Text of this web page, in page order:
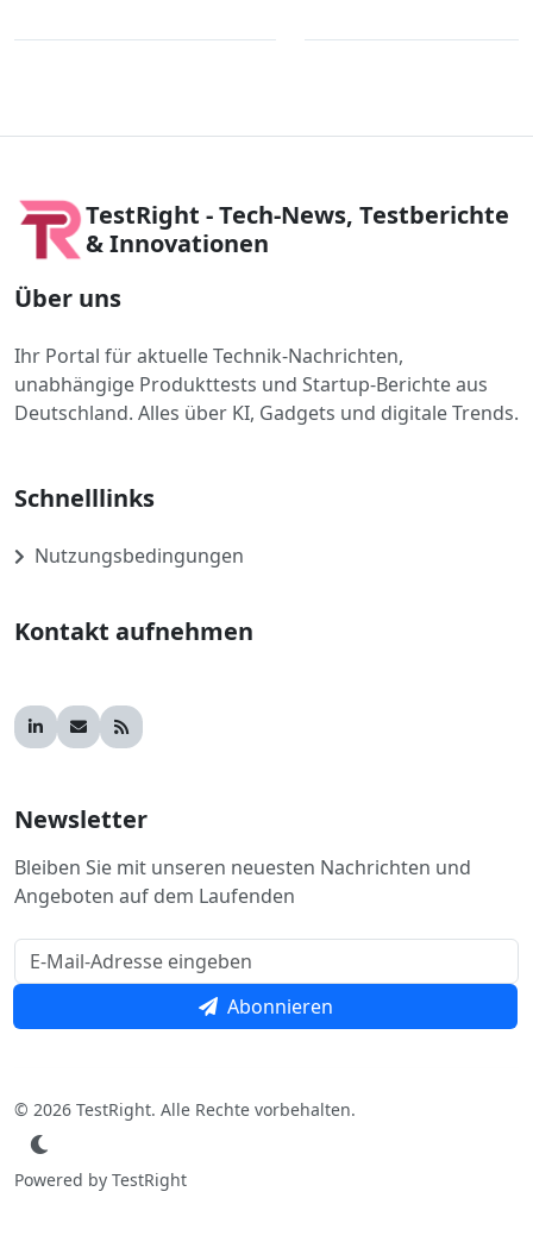
TestRight - Tech-News, Testberichte
& Innovationen
Über uns
Ihr Portal für aktuelle Technik-Nachrichten,
unabhängige Produkttests und Startup-Berichte aus
Deutschland. Alles über KI, Gadgets und digitale Trends.
Schnelllinks
Nutzungsbedingungen
Kontakt aufnehmen
Newsletter
Bleiben Sie mit unseren neuesten Nachrichten und
Angeboten auf dem Laufenden
Abonnieren
© 2026 TestRight. Alle Rechte vorbehalten.
Powered by TestRight